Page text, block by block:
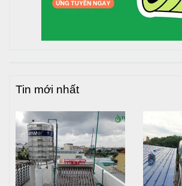
Tân Á Đại Thành chính là nhà sản
đầu Việt Nam, cũng vì thế, các sản
Dung tích chính xác
Nguyên liệu chính phẩm theo tiêu
SUS – 304
Đạt tiêu chuẩn vệ sinh an toàn
chứa nước sinh hoạt
Sản xuất theo hệ thống quản lý
Tế ISO 9001 : 2008 và ISO 9001 :
Tin mới nhất